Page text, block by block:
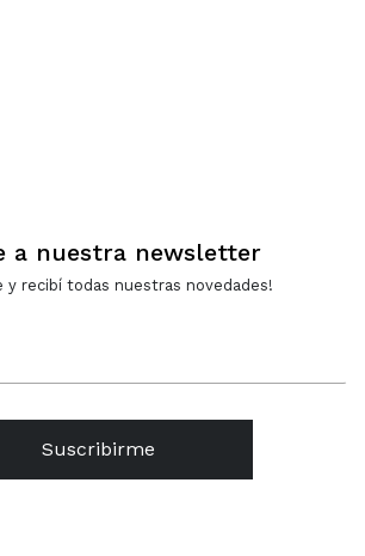
a nuestra newsletter
y recibí todas nuestras novedades!
Suscribirme